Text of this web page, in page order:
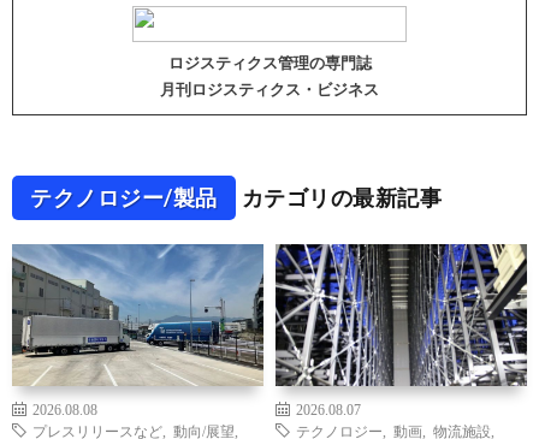
ロジスティクス管理の専門誌
月刊ロジスティクス・ビジネス
テクノロジー/製品 カテゴリの最新記事
2026.08.08
プレスリリースなど
動向/展望
2026.08.07
テクノロジー
動画 物流施設